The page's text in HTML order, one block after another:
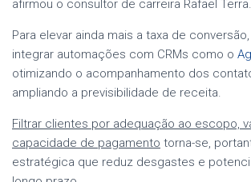
afirmou o consultor de carreira Rafael Terra.
Para elevar ainda mais a taxa de
integrar automações com CRMs como o
otimizando o acompanhamento dos
ampliando a previsibilidade de receita.
Filtrar clientes por adequação ao escopo,
capacidade de pagamento torna-se,
estratégica que reduz desgastes e